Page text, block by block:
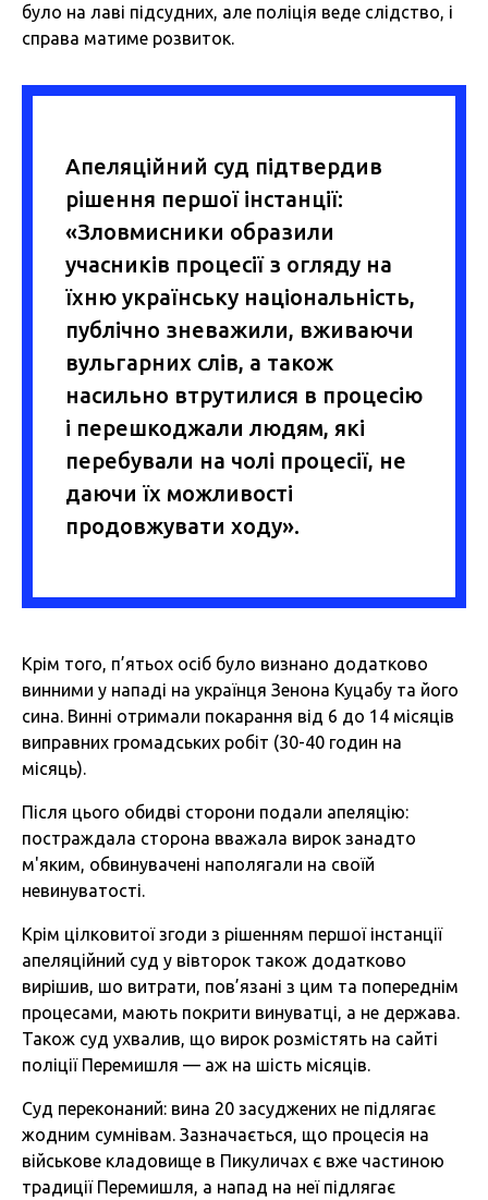
було на лаві підсудних, але поліція веде слідство, і
справа матиме розвиток.
Апеляційний суд підтвердив
рішення першої інстанції:
«Зловмисники образили
учасників процесії з огляду на
їхню українську національність,
публічно зневажили, вживаючи
вульгарних слів, а також
насильно втрутилися в процесію
і перешкоджали людям, які
перебували на чолі процесії, не
даючи їх можливості
продовжувати ходу».
Крім того, п’ятьох осіб було визнано додатково
винними у нападі на українця Зенона Куцабу та його
сина. Винні отримали покарання від 6 до 14 місяців
виправних громадських робіт (30-40 годин на
місяць).
Після цього обидві сторони подали апеляцію:
постраждала сторона вважала вирок занадто
м'яким, обвинувачені наполягали на своїй
невинуватості.
Крім цілковитої згоди з рішенням першої інстанції
апеляційний суд у вівторок також додатково
вирішив, шо витрати, пов’язані з цим та попереднім
процесами, мають покрити винуватці, а не держава.
Також суд ухвалив, що вирок розмістять на сайті
поліції Перемишля — аж на шість місяців.
Суд переконаний: вина 20 засуджених не підлягає
жодним сумнівам. Зазначається, що процесія на
військове кладовище в Пикуличах є вже частиною
традиції Перемишля, а напад на неї підлягає